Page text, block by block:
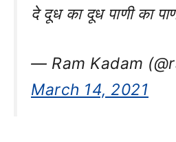
दे दूध का दूध पाणी का
— Ram Kadam
March 14, 2021